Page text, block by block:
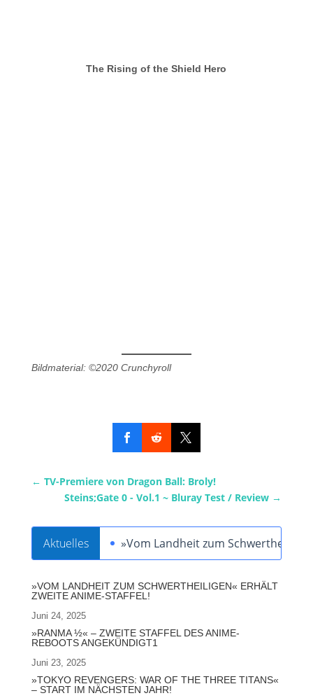
The Rising of the Shield Hero
Bildmaterial: ©2020 Crunchyroll
← TV-Premiere von Dragon Ball: Broly!
Steins;Gate 0 - Vol.1 ~ Bluray Test / Review →
Aktuelles »Vom Landheit zum
»VOM LANDHEIT ZUM SCHWERTHEILIGEN« ERHÄLT
ZWEITE ANIME-STAFFEL!
Juni 24, 2025
»RANMA ½« – ZWEITE STAFFEL DES ANIME-
REBOOTS ANGEKÜNDIGT1
Juni 23, 2025
»TOKYO REVENGERS: WAR OF THE THREE TITANS«
– START IM NÄCHSTEN JAHR!